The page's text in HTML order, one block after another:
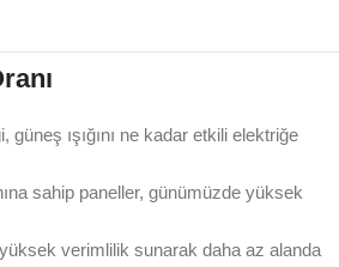
ışığını ne kadar etkili elektriğe
sahip paneller, günümüzde yüksek
verimlilik sunarak daha az alanda